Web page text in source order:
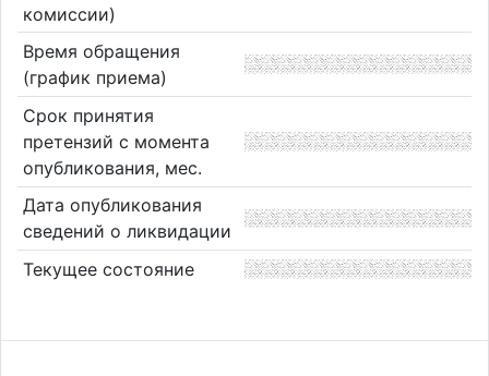
комиссии)
Время обращения
(график приема)
Срок принятия
претензий с момента
опубликования, мес.
Дата опубликования
сведений о ликвидации
Текущее состояние